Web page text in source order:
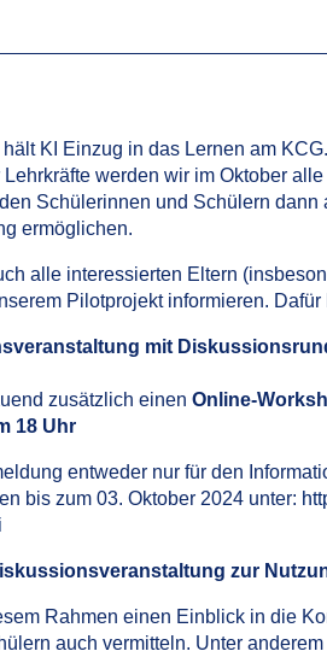
KI Einzug in das Lernen am
werden wir im Oktober
Schülerinnen und Schülern
ermöglichen.
alle interessierten Eltern
Pilotprojekt informieren. Dafür
mit
zusätzlich einen Online-
18 Uhr
entweder nur für den
bis zum 03. Oktober 2024 unter:
zur
Rahmen einen Einblick in die
auch vermitteln. Unter